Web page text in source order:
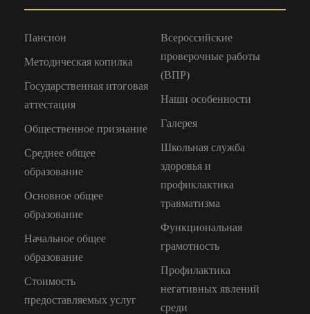
Пансион
Методическая копилка
Государственная итоговая
аттестация
Общественное признание
Среднее общее
образование
Основное общее
образование
Начальное общее
образование
Стоимость
предоставляемых услуг
Всероссийские
проверочные работы
(ВПР)
Наши особенности
Галерея
Школьная служба
здоровья и
профиклактика
травматизма
Функциональная
грамотность
Профилактика
негативных явлений
среди